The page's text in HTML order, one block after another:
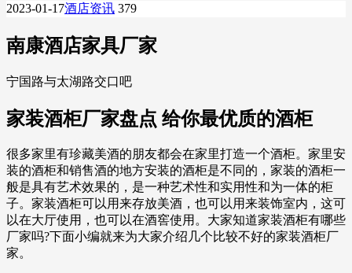
2023-01-17酒店资讯 379
南康酒店家具厂家
宁国路与太湖路交口吧
家装酒柜厂家盘点 给你最优质的酒柜
很多家里有珍藏美酒的朋友都会在家里打造一个酒柜。家里安
装的酒柜和销售酒的地方安装的酒柜是不同的，家装的酒柜一
般是具有艺术效果的，是一种艺术性和实用性和为一体的柜
子。家装酒柜可以用来存放美酒，也可以用来装饰室内，这可
以在大厅使用，也可以在酒窖使用。大家知道家装酒柜有哪些
厂家吗?下面小编就来为大家介绍几个比较不好的家装酒柜厂
家。